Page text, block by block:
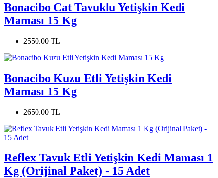
Bonacibo Cat Tavuklu Yetişkin Kedi
Maması 15 Kg
2550.00 TL
Bonacibo Kuzu Etli Yetişkin Kedi
Maması 15 Kg
2650.00 TL
Reflex Tavuk Etli Yetişkin Kedi Maması 1
Kg (Orijinal Paket) - 15 Adet